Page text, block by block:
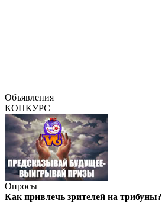
Объявления
КОНКУРС
Опросы
Как привлечь зрителей на трибуны?